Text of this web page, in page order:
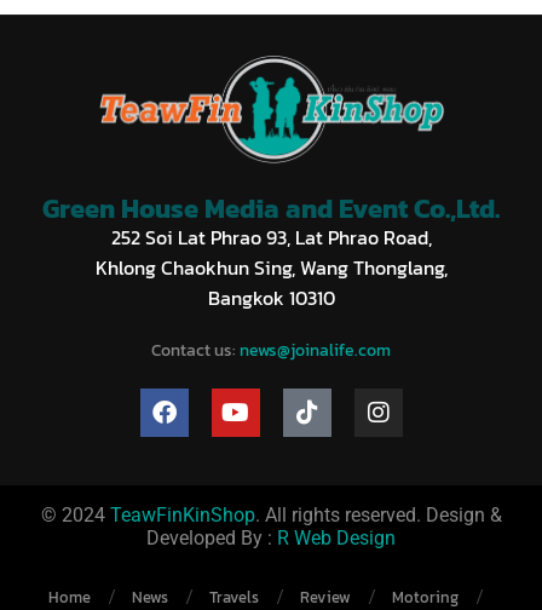
Green House Media and Event Co.,Ltd.
252 Soi Lat Phrao 93, Lat Phrao Road,
Khlong Chaokhun Sing, Wang Thonglang,
Bangkok 10310
Contact us: news@joinalife.com
© 2024 TeawFinKinShop. All rights reserved. Design &
Developed By : R Web Design
Home News Travels Review Motoring